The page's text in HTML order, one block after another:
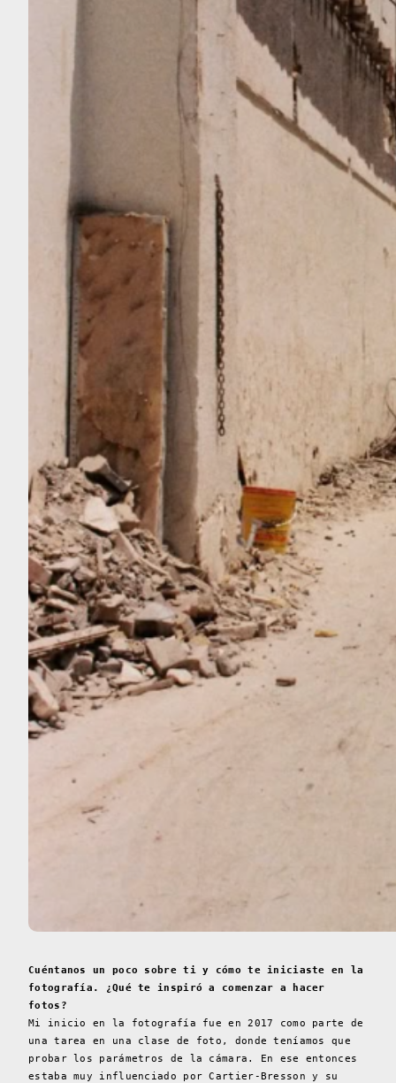
Cuéntanos un poco sobre ti y cómo te iniciaste en la
fotografía. ¿Qué te inspiró a comenzar a hacer
fotos?
Mi inicio en la fotografía fue en 2017 como parte de
una tarea en una clase de foto, donde teníamos que
probar los parámetros de la cámara. En ese entonces
estaba muy influenciado por Cartier-Bresson y su